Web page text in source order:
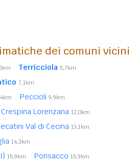
dei comuni vicini
Terricciola 5,7km
7,1km
Peccioli 9,9km
Crespina Lorenzana 12,0km
Val di Cecina 13,1km
14,3km
15,9km Ponsacco 15,9km